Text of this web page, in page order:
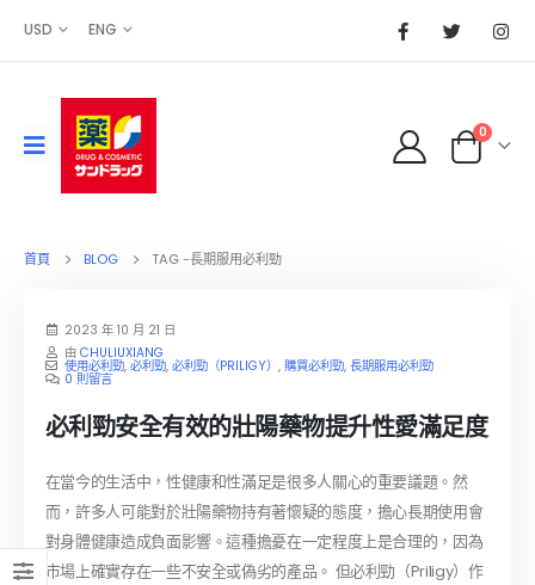
USD ENG
0
首頁 BLOG TAG -長期服用必利勁
2023 年 10 月 21 日
由CHULIUXIANG
使用必利勁,必利勁,必利勁（PRILIGY）,購買必利勁,長期服用必利勁
0 則留言
必利勁安全有效的壯陽藥物提升性愛滿足度
在當今的生活中，性健康和性滿足是很多人關心的重要議題。然
而，許多人可能對於壯陽藥物持有著懷疑的態度，擔心長期使用會
對身體健康造成負面影響。這種擔憂在一定程度上是合理的，因為
市場上確實存在一些不安全或偽劣的產品。 但必利勁（Priligy）作